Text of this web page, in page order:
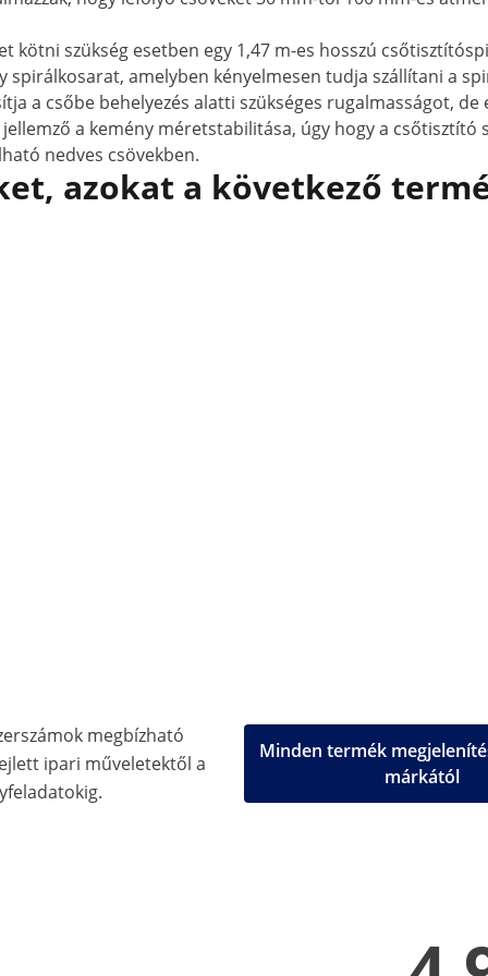
kötni szükség esetben egy 1,47 m-es hosszú
spirálkosarat, amelyben kényelmesen tudja szállítani a
a csőbe behelyezés alatti szükséges rugalmasságot,
a kemény méretstabilitása, úgy hogy a
nedves csövekben.
azokat a következő
megbízható
ipari műveletektől a
Minden termék
márkától